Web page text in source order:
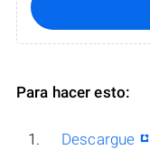
Para hacer esto:
Descargue